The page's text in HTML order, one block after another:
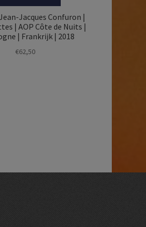
Jacques Confuron |
| AOP Côte de Nuits |
| Frankrijk | 2018
€62,50